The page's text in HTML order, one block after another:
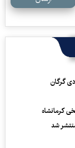
گرگان
کرمانشاه
شد